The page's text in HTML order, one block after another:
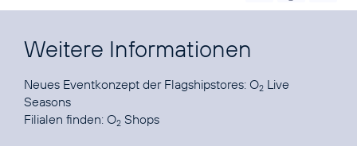
Weitere Informationen
Neues Eventkonzept der Flagshipstores: O2 Live
Seasons
Filialen finden: O2 Shops